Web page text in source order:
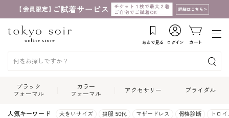
あとで見る ログイン カート
ブラック
フォーマル
カラー
フォーマル
アクセサリー ブライダル
人気キーワード 大きいサイズ 喪服 50代 マザードレス 骨格診断 トロ